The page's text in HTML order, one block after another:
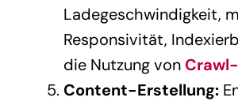
Ladegeschwindigkeit,
Responsivität,
die Nutzung von
Content-Erstellung: